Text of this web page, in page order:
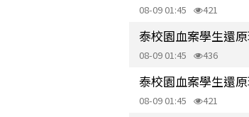
08-09 01:45 421
泰校園血案學生還
08-09 01:45 436
泰校園血案學生還
08-09 01:45 421